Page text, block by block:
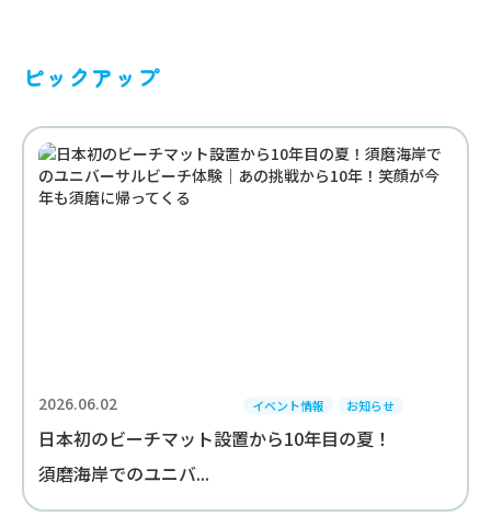
ピックアップ
2026.06.02 イベント情報 お知らせ
日本初のビーチマット設置から10年目の夏！
須磨海岸でのユニバ...